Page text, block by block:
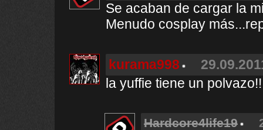
Se acaban de cargar la
Menudo cosplay
kurama998
la yuffie tiene un
Hardcore4life19